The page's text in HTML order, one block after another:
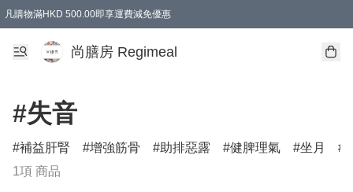
凡購物滿HKD 500.00即享運費減免優惠
尚膳房 Regimeal
#失音
補益肝腎 增強筋骨 助排惡露 健脾理氣 坐月
1項 商品